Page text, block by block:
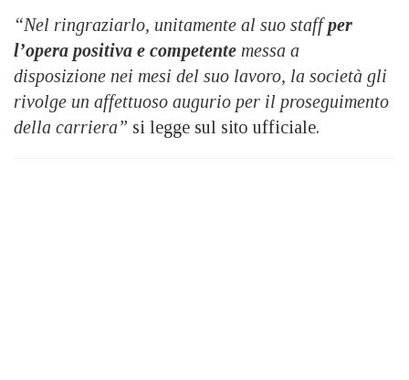
“Nel ringraziarlo, unitamente al suo staffper
l’opera positiva e competente messa a
disposizione nei mesi del suo lavoro, la società gli
rivolge un affettuoso augurio per il proseguimento
della carriera” si legge sul sito ufficiale.